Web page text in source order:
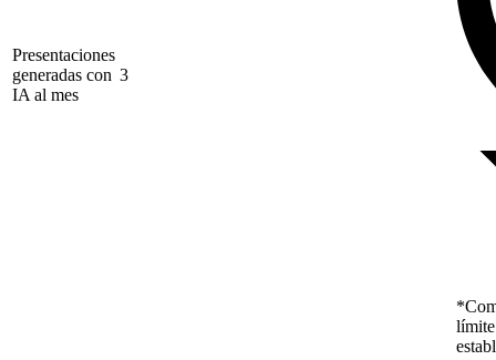
Presentaciones
generadas con
IA al mes
3